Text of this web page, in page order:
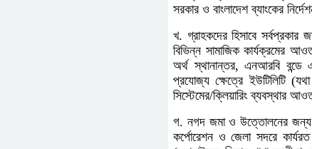
সরকার ও বাংলাদেশ ব্যাংকের
খ. গ্রাহকদের হিসাবে
বিভিন্ন সামাজিক কার্যক্রমের
অর্থ স্থানান্তর, এনআরবি বন্ডে
প্রযোজ্য ক্ষেত্রে ইউটিলিটি
সিস্টেমের/ক্লিয়ারিং ব্যবস্থার
গ. নগদ জমা ও উত্তোলনের জন্য
কর্পোরেশন ও জেলা সদরে